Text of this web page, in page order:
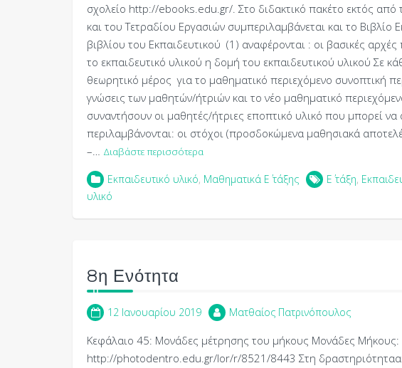
σχολείο http://ebooks.edu.gr/. Στο διδακτικό πακέτο εκτός
και του Τετραδίου Εργασιών συμπεριλαμβάνεται και το Βιβλίο
βιβλίου του Εκπαιδευτικού (1) αναφέρονται : οι βασικές
το εκπαιδευτικό υλικού η δομή του εκπαιδευτικού υλικού Σε
θεωρητικό μέρος για το μαθηματικό περιεχόμενο συνοπτική
γνώσεις των μαθητών/ήτριών και το νέο μαθηματικό
συναντήσουν οι μαθητές/ήτριες εποπτικό υλικό που μπορεί να
περιλαμβάνονται: οι στόχοι (προσδοκώμενα μαθησιακά
–… Διαβάστε περισσότερα
Εκπαιδευτικό υλικό, Μαθηματικά Ε΄ τάξης Ε΄ τάξη,
υλικό
8η Ενότητα
12 Ιανουαρίου 2019 Ματθαίος Πατρινόπουλος
Κεφάλαιο 45: Μονάδες μέτρησης του μήκους Μονάδες Μήκους:
http://photodentro.edu.gr/lor/r/8521/8443 Στη